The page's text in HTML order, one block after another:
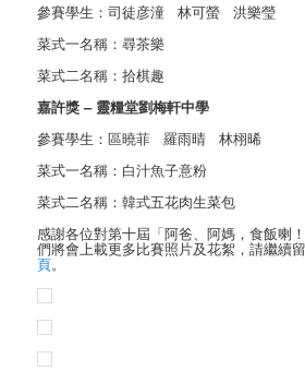
參賽學生：司徒彦潼 林可螢 洪樂瑩
菜式一名稱：尋茶樂
菜式二名稱：拾棋趣
嘉許獎 – 靈糧堂劉梅軒中學
參賽學生：區曉菲 羅雨晴 林栩晞
菜式一名稱：白汁魚子意粉
菜式二名稱：韓式五花肉生菜包
感謝各位對第十屆「阿爸、阿媽，食飯喇
們將會上載更多比賽照片及花絮，請繼續
頁。